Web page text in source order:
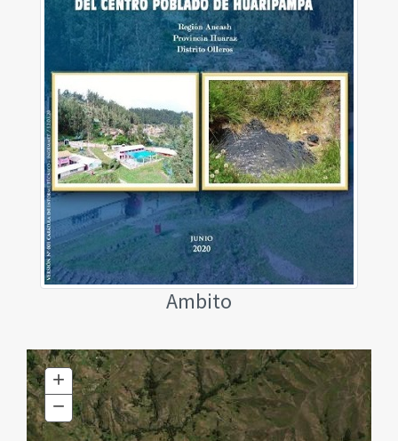
Ambito
+ Zoom
In
− Zoom
Out